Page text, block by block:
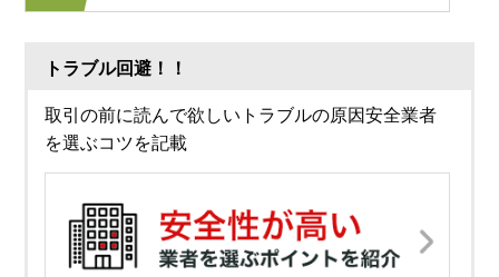
トラブル回避！！
取引の前に読んで欲しいトラブルの原因安全業者
を選ぶコツを記載